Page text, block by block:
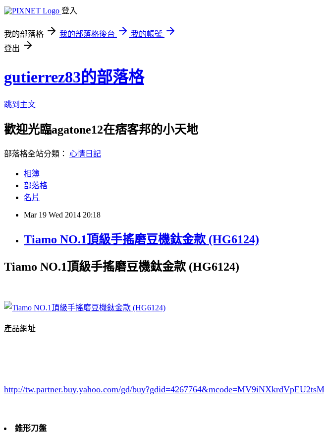
登入
我的部落格 我的部落格後台
我的帳號
登出
gutierrez83的部落格
跳到主文
歡迎光臨agatone12在痞客邦的小天地
部落格全站分類： 心情日記
相簿
部落格
名片
Mar 19 Wed 2014 20:18
Tiamo NO.1頂級手搖磨豆機鈦金款 (HG6124)
Tiamo NO.1頂級手搖磨豆機鈦金款 (HG6124)
產品網址
http://tw.partner.buy.yahoo.com/gd/buy?gdid=4267764
錐形刀盤